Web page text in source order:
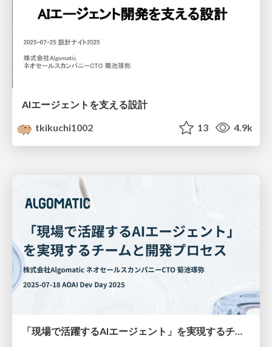
AIエージェントを支える設計
tkikuchi1002
13 4.9k